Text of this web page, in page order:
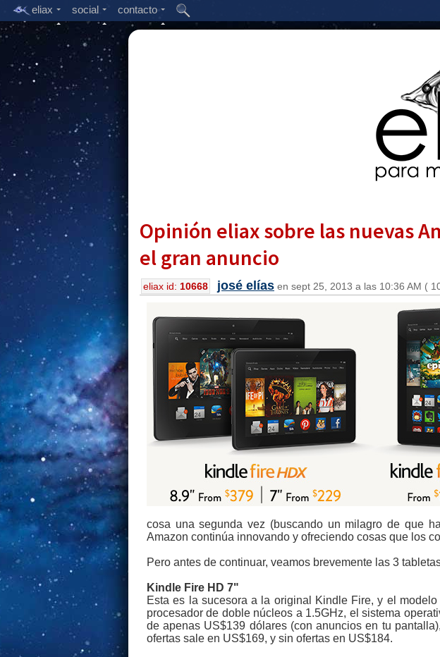
eliax social contacto
Opinión eliax sobre las nuevas
el gran anuncio
eliax id: 10668 josé elías en sept 25, 2013 a las 10:36 AM (
cosa una segunda vez (buscando un milagro de que
Amazon continúa innovando y ofreciendo cosas que los
Pero antes de continuar, veamos brevemente las 3
Kindle Fire HD 7"
Esta es la sucesora a la original Kindle Fire, y el
procesador de doble núcleos a 1.5GHz, el sistema
de apenas US$139 dólares (con anuncios en tu
ofertas sale en US$169, y sin ofertas en US$184.